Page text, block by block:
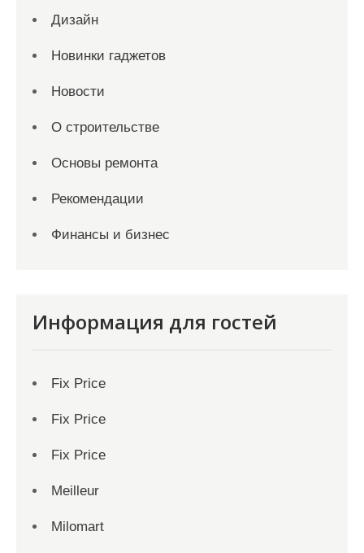
Дизайн
Новинки гаджетов
Новости
О строительстве
Основы ремонта
Рекомендации
Финансы и бизнес
Информация для гостей
Fix Price
Fix Price
Fix Price
Meilleur
Milomart